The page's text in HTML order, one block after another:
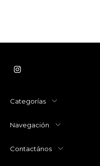
Categorías
Navegación
Contactános